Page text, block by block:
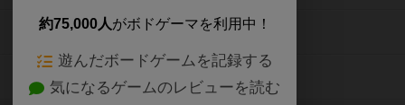
約75,000人がボドゲーマを利用中！
遊んだボードゲームを記録する
気になるゲームのレビューを読む
ボードゲームの新着レビュー
ボードゲーム会情報